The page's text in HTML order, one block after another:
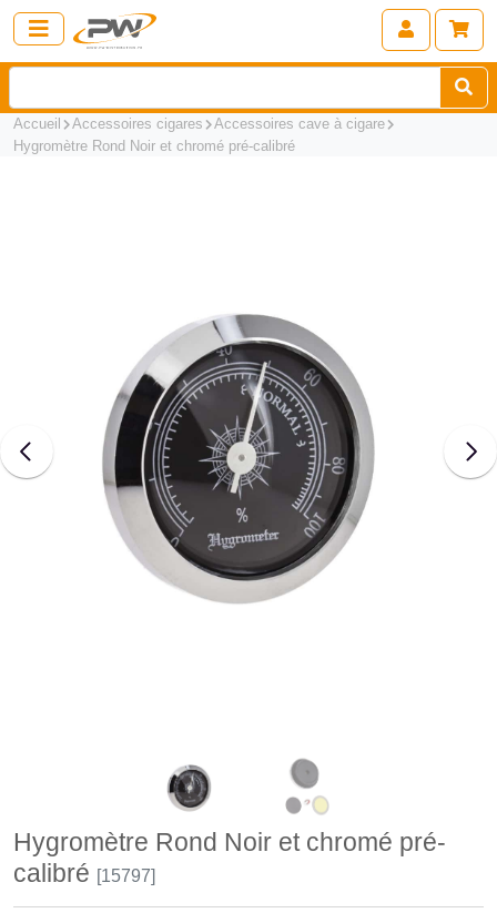
Accueil Accessoires cigares
Accessoires cave à cigare
Hygromètre Rond Noir et chromé pré-calibré
Hygromètre Rond Noir et chromé pré-
calibré [15797]